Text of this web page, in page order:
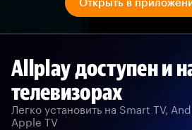
Открыть в
Allplay доступен и
телевизорах
Легко установить на Smart TV,
Apple TV